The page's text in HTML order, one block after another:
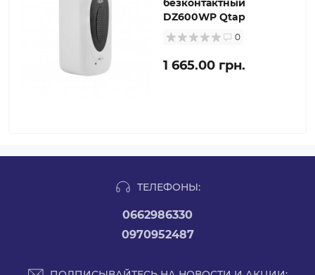
безконтактный
DZ600WP Qtap
0
1 665.00 грн.
ТЕЛЕФОНЫ:
0662986330
0970952487